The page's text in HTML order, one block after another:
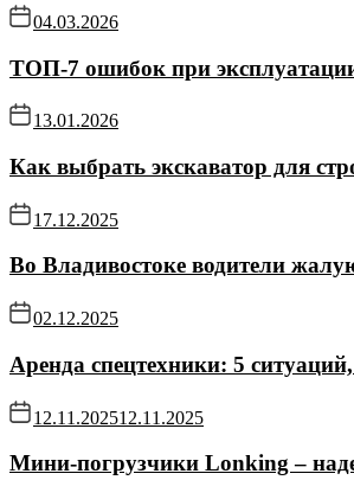
04.03.2026
ТОП-7 ошибок при
13.01.2026
Как выбрать экскаватор для
17.12.2025
Во Владивостоке водители
02.12.2025
Аренда спецтехники: 5
12.11.202512.11.2025
Мини-погрузчики Lonking –